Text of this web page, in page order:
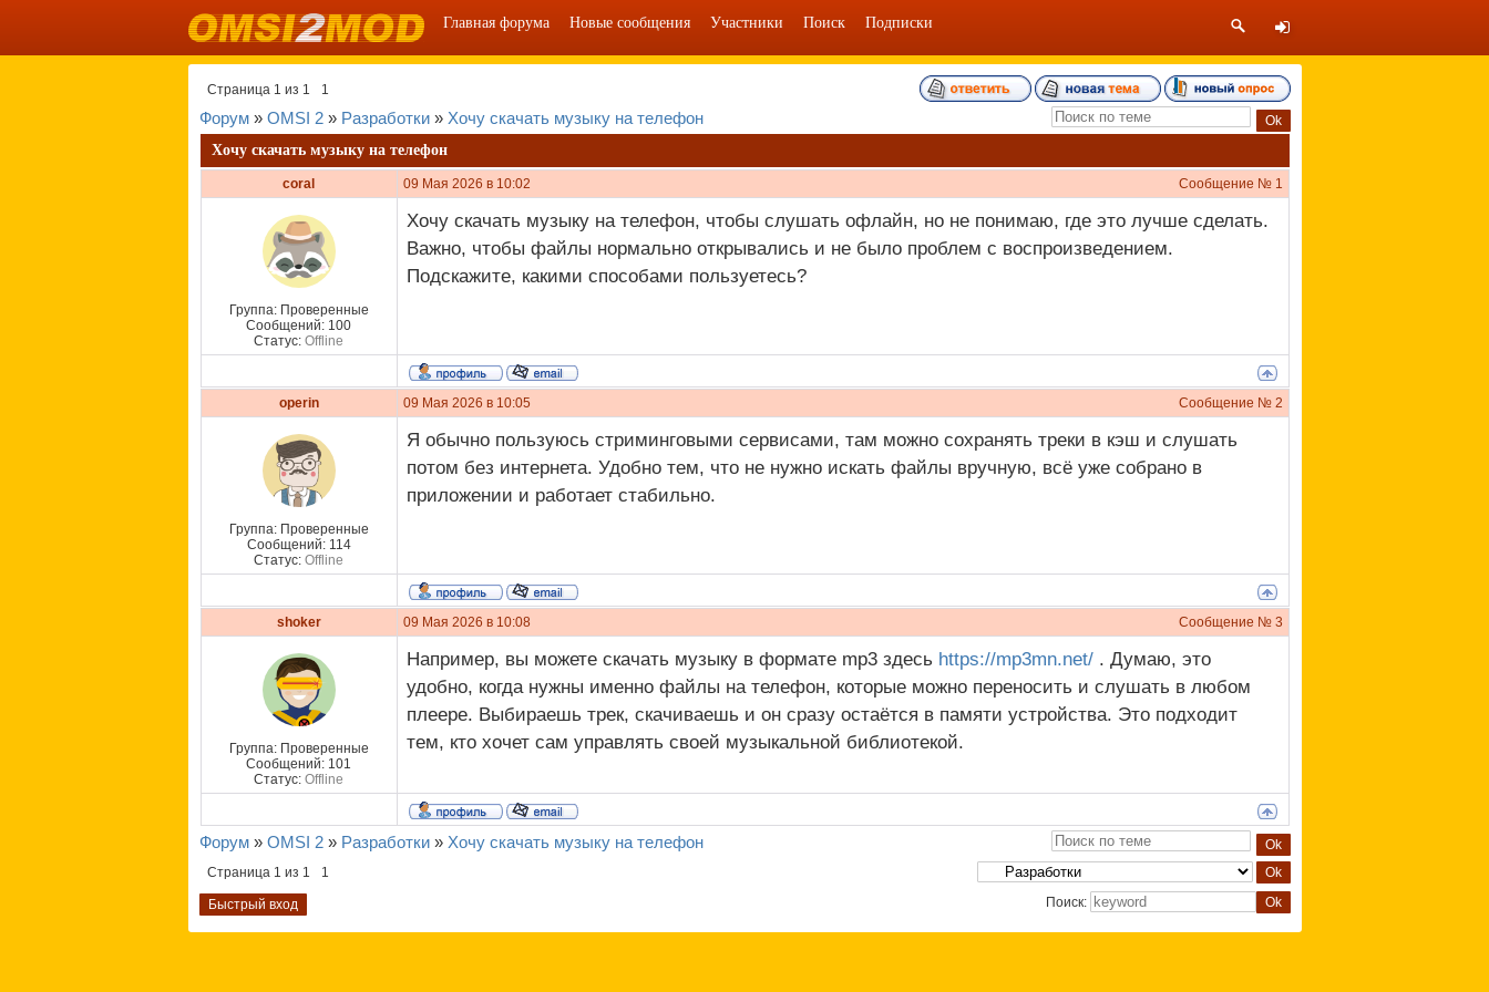
Главная форума Новые сообщения Участники Поиск Подписки
Страница 1 из 1 1
Форум » OMSI 2 » Разработки » Хочу скачать музыку на телефон
Хочу скачать музыку на телефон
coral 09 Мая 2026 в 10:02 Сообщение № 1
Группа: Проверенные
Сообщений: 100
Статус: Offline
Хочу скачать музыку на телефон, чтобы слушать офлайн, но не понимаю, где это лучше сделать.
Важно, чтобы файлы нормально открывались и не было проблем с воспроизведением.
Подскажите, какими способами пользуетесь?
operin 09 Мая 2026 в 10:05 Сообщение № 2
Группа: Проверенные
Сообщений: 114
Статус: Offline
Я обычно пользуюсь стриминговыми сервисами, там можно сохранять треки в кэш и слушать
потом без интернета. Удобно тем, что не нужно искать файлы вручную, всё уже собрано в
приложении и работает стабильно.
shoker 09 Мая 2026 в 10:08 Сообщение № 3
Группа: Проверенные
Сообщений: 101
Статус: Offline
Например, вы можете скачать музыку в формате mp3 здесь https://mp3mn.net/. Думаю, это
удобно, когда нужны именно файлы на телефон, которые можно переносить и слушать в любом
плеере. Выбираешь трек, скачиваешь и он сразу остаётся в памяти устройства. Это подходит
тем, кто хочет сам управлять своей музыкальной библиотекой.
Форум » OMSI 2 » Разработки » Хочу скачать музыку на телефон
Страница 1 из 1
1
Поиск: